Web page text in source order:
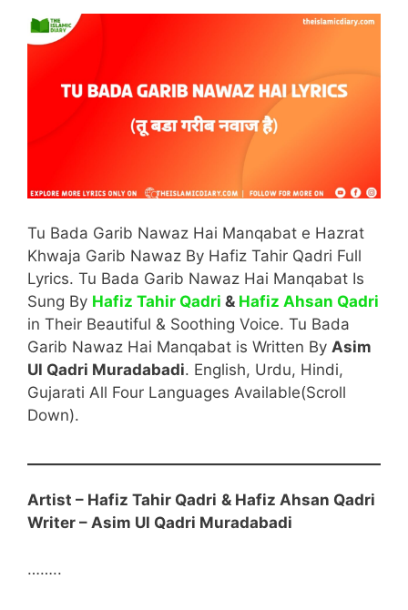
Tu Bada Garib Nawaz Hai Manqabat e Hazrat
Khwaja Garib Nawaz By Hafiz Tahir Qadri Full
Lyrics. Tu Bada Garib Nawaz Hai Manqabat Is
Sung By Hafiz Tahir Qadri & Hafiz Ahsan Qadri
in Their Beautiful & Soothing Voice. Tu Bada
Garib Nawaz Hai Manqabat is Written By Asim
Ul Qadri Muradabadi. English, Urdu, Hindi,
Gujarati All Four Languages Available(Scroll
Down).
Artist – Hafiz Tahir Qadri & Hafiz Ahsan Qadri
Writer – Asim Ul Qadri Muradabadi
……..